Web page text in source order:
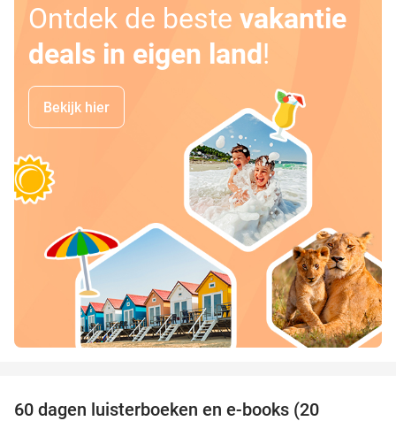
Ontdek de beste vakantie
deals in eigen land!
Bekijk hier
60 dagen luisterboeken en e-books (20